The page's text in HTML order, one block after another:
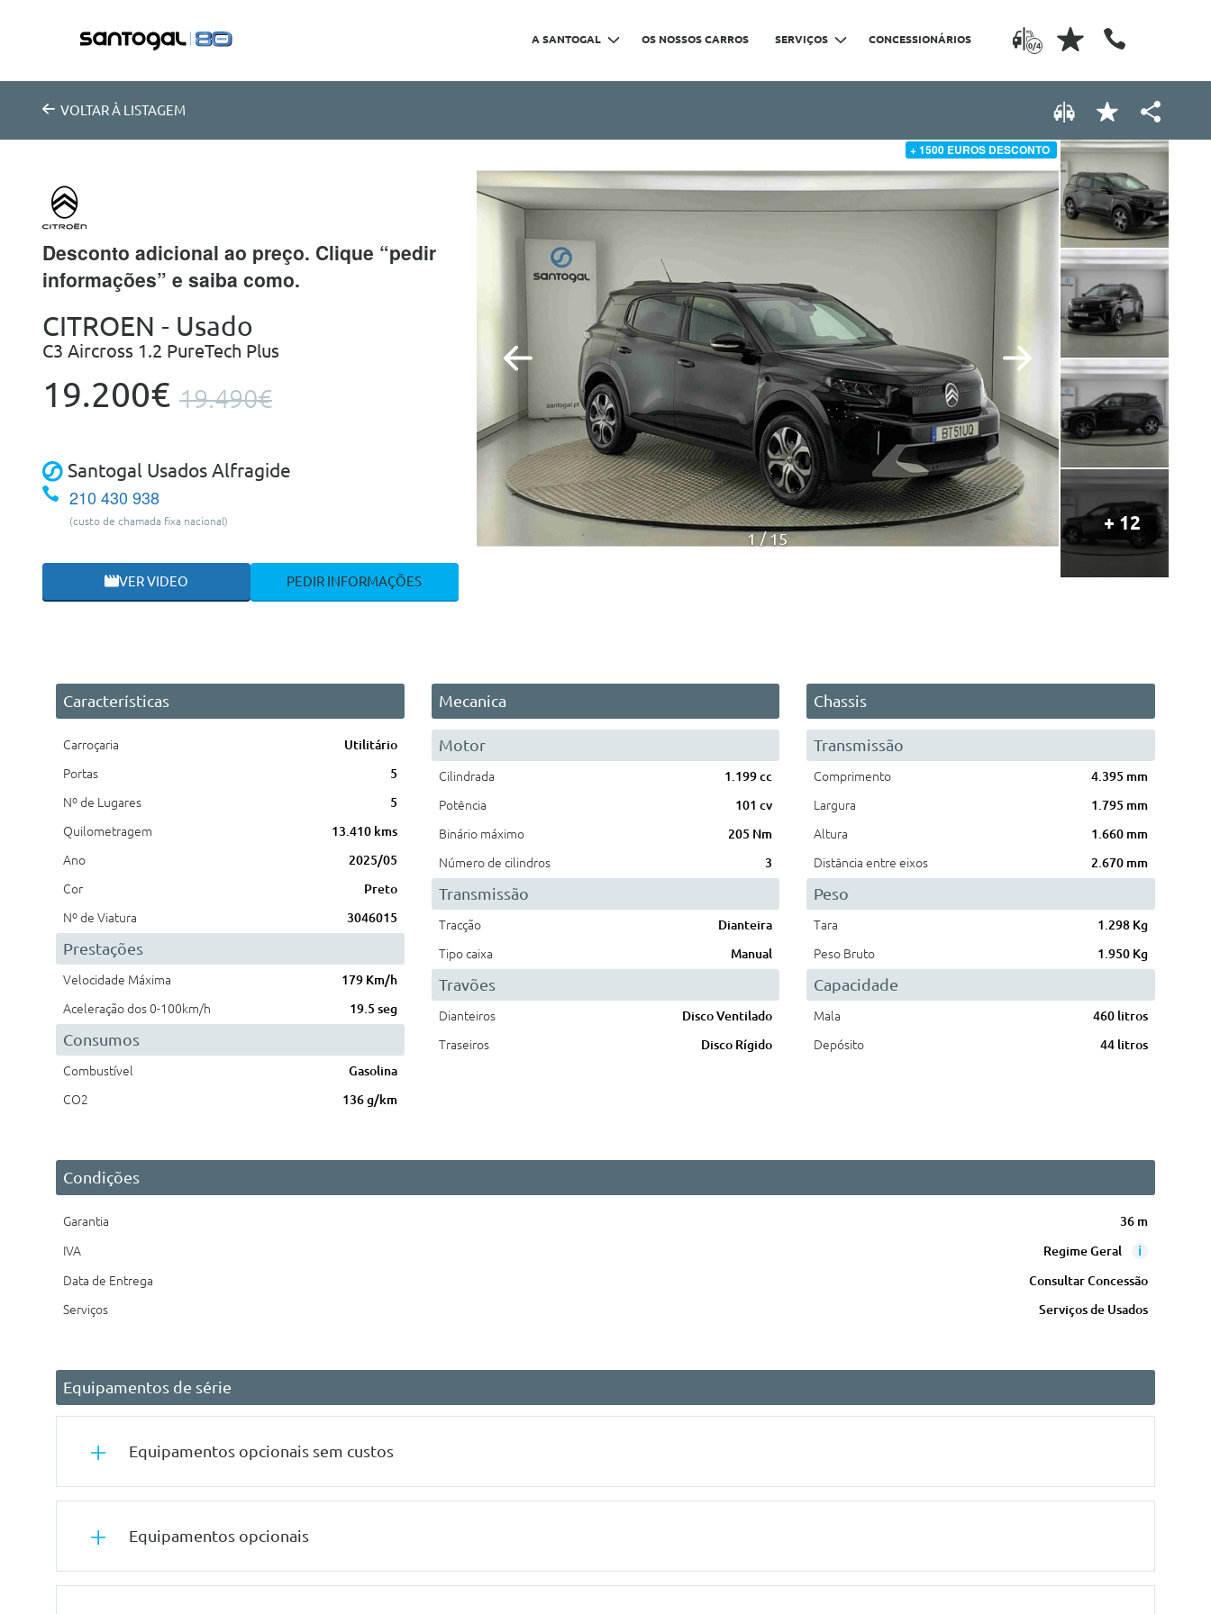
0/4
A SANTOGAL OS NOSSOS CARROS SERVIÇOS CONCESSIONÁRIOS
VOLTARÀ LISTAGEM
+ 1500 EUROS DESCONTO
1 15
+ 12
Desconto adicional ao preço. Clique “pedir
informações” e saiba como.
CITROEN - Usado
C3 Aircross 1.2 PureTech Plus
19.200€ 19.490€
Santogal Usados Alfragide
210 430 938
(custo de chamada fixa nacional)
VER VIDEO PEDIR INFORMAÇÕES
Características
Carroçaria
Utilitário
Portas
5
Nº de Lugares
5
Quilometragem
13.410 kms
Ano
2025/05
Cor
Preto
Nº de Viatura
3046015
Prestações
Velocidade Máxima
179 Km/h
Aceleração dos 0-100km/h
19.5 seg
Consumos
Combustível
Gasolina
CO2
136 g/km
Mecanica
Motor
Cilindrada
1.199 cc
Potência
101 cv
Binário máximo
205 Nm
Número de cilindros
3
Transmissão
Tracção
Dianteira
Tipo caixa
Manual
Travões
Dianteiros
Disco Ventilado
Traseiros
Disco Rígido
Chassis
Transmissão
Comprimento
4.395 mm
Largura
1.795 mm
Altura
1.660 mm
Distância entre eixos
2.670 mm
Peso
Tara
1.298 Kg
Peso Bruto
1.950 Kg
Capacidade
Mala
460 litros
Depósito
44 litros
Condições
Garantia 36 m
IVA Regime Geral i
Data de Entrega
Consultar Concessão
Serviços
Serviços de Usados
Equipamentos de série
Equipamentos opcionais sem custos
Jantes Em Aço 17 Com Embelezador De Roda Sylvanite Com Pneus 215/60 R17 95h
Tuning/Componentes Opticos
Equipamentos opcionais